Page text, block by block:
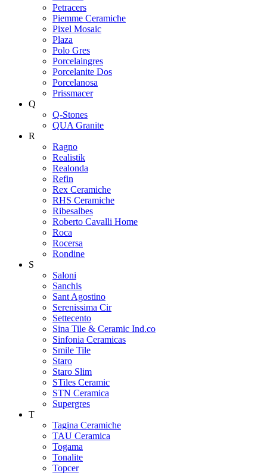
Petracers
Piemme Ceramiche
Pixel Mosaic
Plaza
Polo Gres
Porcelaingres
Porcelanite Dos
Porcelanosa
Prissmacer
Q
Q-Stones
QUA Granite
R
Ragno
Realistik
Realonda
Refin
Rex Ceramiche
RHS Ceramiche
Ribesalbes
Roberto Cavalli Home
Roca
Rocersa
Rondine
S
Saloni
Sanchis
Sant Agostino
Serenissima Cir
Settecento
Sina Tile & Ceramic Ind.co
Sinfonia Ceramicas
Smile Tile
Staro
Staro Slim
STiles Ceramic
STN Ceramica
Supergres
T
Tagina Ceramiche
TAU Ceramica
Togama
Tonalite
Topcer